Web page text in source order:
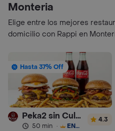
Monteria
Elige entre los mejores
domicilio con Rappi en
Hasta 37% Off
Peka2 sin Culpa Lourdes
50 min · ENVÍO GRATIS
4.3